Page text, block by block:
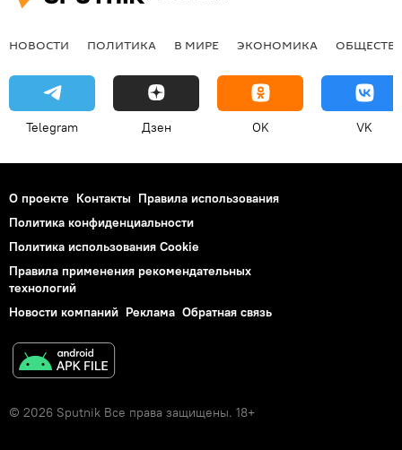
НОВОСТИ ПОЛИТИКА В МИРЕ ЭКОНОМИКА
Telegram Дзен OK VK
О проекте Контакты Правила использования
Политика конфиденциальности
Политика использования Cookie
Правила применения рекомендательных
технологий
Новости компаний Реклама Обратная связь
© 2026 Sputnik Все права защищены. 18+